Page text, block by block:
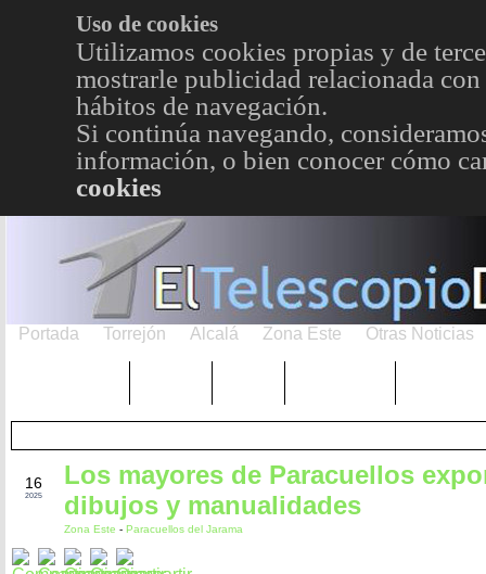
Uso de cookies
Utilizamos cookies propias y de
mostrarle publicidad relacionada
hábitos de navegación.
Si continúa navegando,
información, o bien conocer cómo
cookies
Portada Torrejón Alcalá Zona Este Otras Noticias
16
2025
Los mayores de Paracuellos
dibujos y manualidades
Zona Este - Paracuellos del Jarama